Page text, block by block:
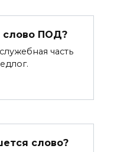
слово ПОД?
часть
слово?